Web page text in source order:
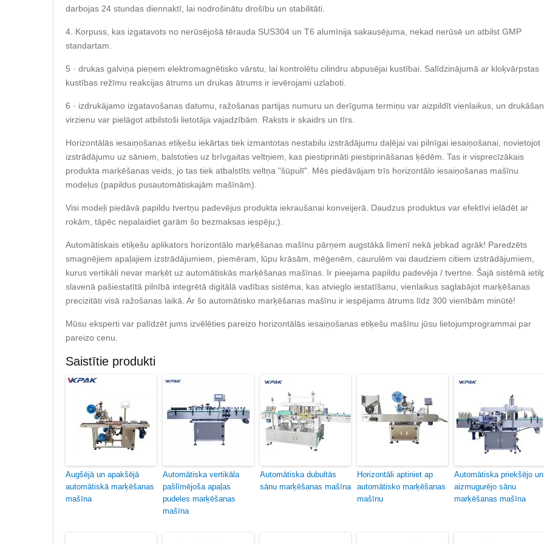
darbojas 24 stundas diennaktī, lai nodrošinātu drošību un stabilitāti.
4. Korpuss, kas izgatavots no nerūsējošā tērauda SUS304 un T6 alumīnija sakausējuma, nekad nerūsē un atbilst GMP
standartam.
5 · drukas galviņa pieņem elektromagnētisko vārstu, lai kontrolētu cilindru abpusējai kustībai. Salīdzinājumā ar kloķvārpstas
kustības režīmu reakcijas ātrums un drukas ātrums ir ievērojami uzlaboti.
6 · izdrukājamo izgatavošanas datumu, ražošanas partijas numuru un derīguma termiņu var aizpildīt vienlaikus, un
virzienu var pielāgot atbilstoši lietotāja vajadzībām. Raksts ir skaidrs un tīrs.
Horizontālās iesaiņošanas etiķešu iekārtas tiek izmantotas nestabilu izstrādājumu daļējai vai pilnīgai iesaiņošanai, novietojot
izstrādājumu uz sāniem, balstoties uz brīvgaitas veltņiem, kas piestiprināti piestiprināšanas ķēdēm. Tas ir visprecīzākais
produkta marķēšanas veids, jo tas tiek atbalstīts veltņa "šūpulī". Mēs piedāvājam trīs horizontālo iesaiņošanas mašīnu
modeļus (papildus pusautomātiskajām mašīnām).
Visi modeļi piedāvā papildu tvertņu padevējus produkta iekraušanai konveijerā. Daudzus produktus var efektīvi ielādēt ar
rokām, tāpēc nepalaidiet garām šo bezmaksas iespēju;).
Automātiskais etiķešu aplikators horizontālo marķēšanas mašīnu pārņem augstākā līmenī nekā jebkad agrāk! Paredzēts
smagnējiem apaļajiem izstrādājumiem, piemēram, lūpu krāsām, mēģenēm, caurulēm vai daudziem citiem izstrādājumiem,
kurus vertikāli nevar marķēt uz automātiskās marķēšanas mašīnas. Ir pieejama papildu padevēja / tvertne. Šajā sistēmā
slavenā pašiestatītā pilnībā integrētā digitālā vadības sistēma, kas atvieglo iestatīšanu, vienlaikus saglabājot marķēšanas
precizitāti visā ražošanas laikā. Ar šo automātisko marķēšanas mašīnu ir iespējams ātrums līdz 300 vienībām minūtē!
Mūsu eksperti var palīdzēt jums izvēlēties pareizo horizontālās iesaiņošanas etiķešu mašīnu jūsu lietojumprogrammai par
pareizo cenu.
Saistītie produkti
Augšējā un apakšējā
automātiskā marķēšanas
mašīna
Automātiska vertikāla
pašlīmējoša apaļas
pudeles marķēšanas
mašīna
Automātiska dubultās
sānu marķēšanas mašīna
Horizontāli aptiniet ap
automātisko marķēšanas
mašīnu
Automātiska priekšējo un
aizmugurējo sānu
marķēšanas mašīna